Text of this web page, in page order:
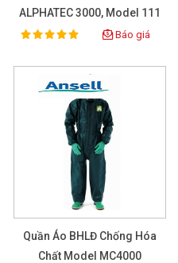
ALPHATEC 3000, Model 111
Rating:
100% Báo giá
Quần Áo BHLĐ Chống Hóa
Chất Model MC4000